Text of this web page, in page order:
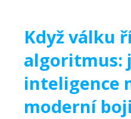
Když válku
algoritmus:
inteligence
moderní